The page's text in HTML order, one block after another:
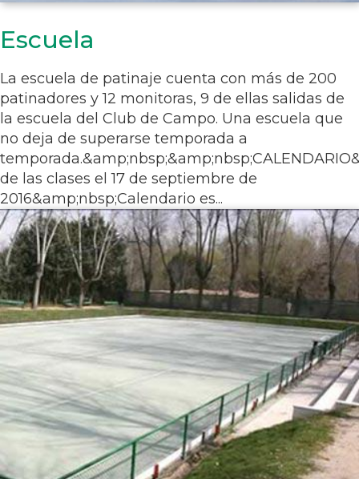
Escuela
La escuela de patinaje cuenta con más de 200
patinadores y 12 monitoras, 9 de ellas salidas de
la escuela del Club de Campo. Una escuela que
no deja de superarse temporada a
de las clases el 17 de septiembre de
2016&amp;nbsp;Calendario es...